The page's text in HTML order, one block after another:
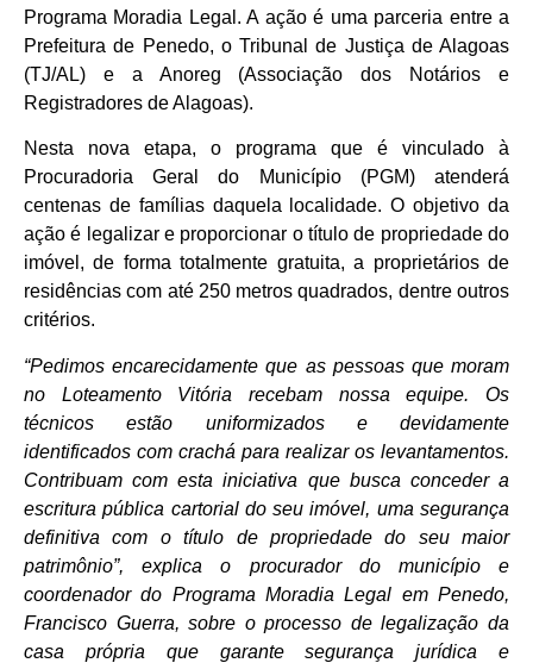
Programa Moradia Legal. A ação é uma parceria entre a
Prefeitura de Penedo, o Tribunal de Justiça de Alagoas
(TJ/AL) e a Anoreg (Associação dos Notários e
Registradores de Alagoas).
Nesta nova etapa, o programa que é vinculado à
Procuradoria Geral do Município (PGM) atenderá
centenas de famílias daquela localidade. O objetivo da
ação é legalizar e proporcionar o título de propriedade do
imóvel, de forma totalmente gratuita, a proprietários de
residências com até 250 metros quadrados, dentre outros
critérios.
“Pedimos encarecidamente que as pessoas que moram
no Loteamento Vitória recebam nossa equipe. Os
técnicos estão uniformizados e devidamente
identificados com crachá para realizar os levantamentos.
Contribuam com esta iniciativa que busca conceder a
escritura pública cartorial do seu imóvel, uma segurança
definitiva com o título de propriedade do seu maior
patrimônio”, explica o procurador do município e
coordenador do Programa Moradia Legal em Penedo,
Francisco Guerra, sobre o processo de legalização da
casa própria que garante segurança jurídica e